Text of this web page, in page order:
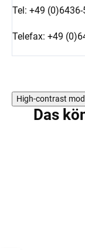
Tel: +49
Telefax: +49
High-contrast
Das